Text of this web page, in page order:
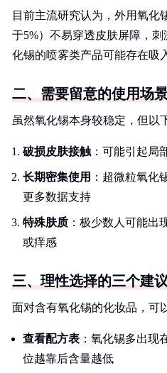
目前主流研究认为，外用氧化
于5%）不易穿透皮肤屏障，
化锡的喷雾类产品可能存在吸
二、需要留意的使用场
虽然氧化锡本身较稳定，但以
破损皮肤接触 ：可能引起局
长期密集使用 ：超微粒氧化
更多数据支持
特殊肤质 ：极少数人可能出
或痒感
三、理性选择的三个建议
面对含有氧化锡的化妆品，可
查看配方表 ：氧化锡多出现
位越靠后含量越低